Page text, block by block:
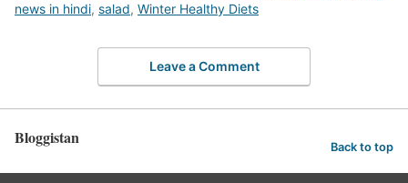
news in hindi, salad, Winter Healthy Diets
Leave a Comment
Bloggistan Back to top